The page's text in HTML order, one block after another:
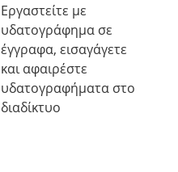
Εργαστείτε με
υδατογράφημα σε
έγγραφα, εισαγάγετε
και αφαιρέστε
υδατογραφήματα στο
διαδίκτυο